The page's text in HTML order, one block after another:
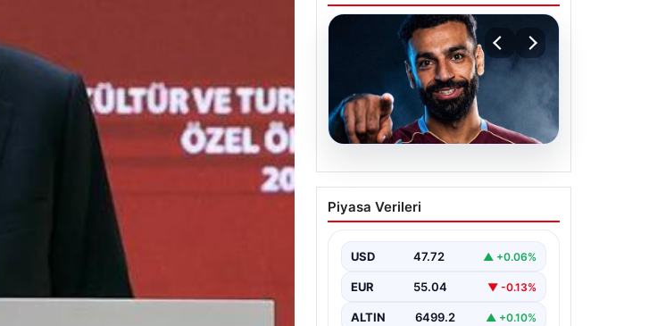
05.08.2026
Mohamed Salah
transferinin detayları
Piyasa Verileri
USD 47.72 ▲ +0.06%
EUR 55.04 ▼ -0.13%
ALTIN 6499.2 ▲ +0.10%